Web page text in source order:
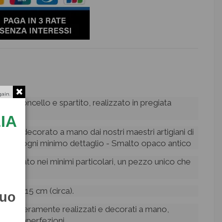
violoncello e spartito, realizzato in pregiata
e decorato a mano dai nostri maestri artigiani di
ogni minimo dettaglio - Smalto opaco antico
curato nei minimi particolari, un pezzo unico che
15 cm (circa).
interamente realizzati e decorati a mano,